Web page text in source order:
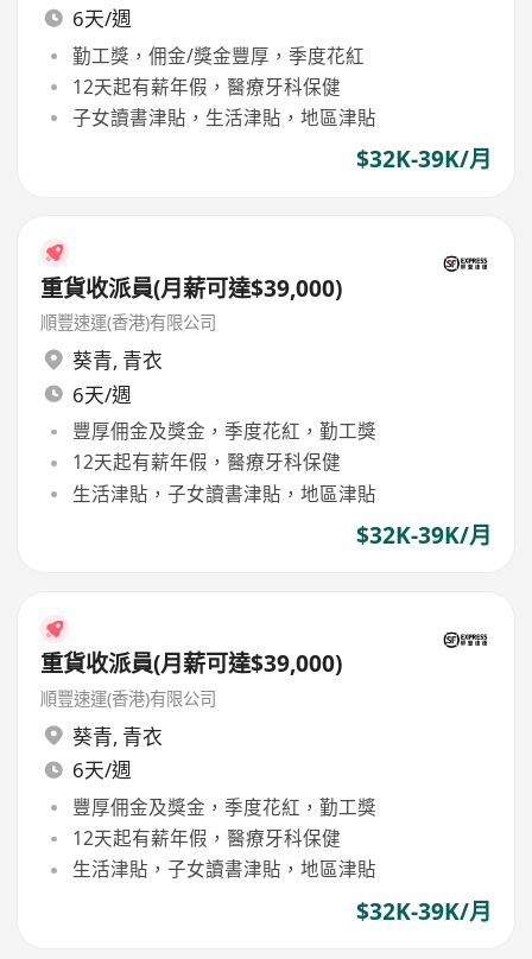
6天/週
勤工獎，佣金/獎金豐厚，季度花紅
12天起有薪年假，醫療牙科保健
子女讀書津貼，生活津貼，地區津貼
$32K-39K/月
重貨收派員(月薪可達$39,000)
順豐速運(香港)有限公司
葵青, 青衣
6天/週
豐厚佣金及獎金，季度花紅，勤工獎
12天起有薪年假，醫療牙科保健
生活津貼，子女讀書津貼，地區津貼
$32K-39K/月
重貨收派員(月薪可達$39,000)
順豐速運(香港)有限公司
葵青, 青衣
6天/週
豐厚佣金及獎金，季度花紅，勤工獎
12天起有薪年假，醫療牙科保健
生活津貼，子女讀書津貼，地區津貼
$32K-39K/月